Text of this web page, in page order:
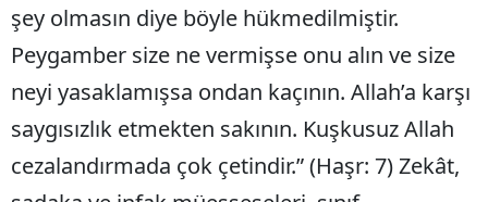
şey olmasın diye böyle hükmedilmiştir.
Peygamber size ne vermişse onu alın ve size
neyi yasaklamışsa ondan kaçının. Allah’a karşı
saygısızlık etmekten sakının. Kuşkusuz Allah
cezalandırmada çok çetindir.” (Haşr: 7) Zekât,